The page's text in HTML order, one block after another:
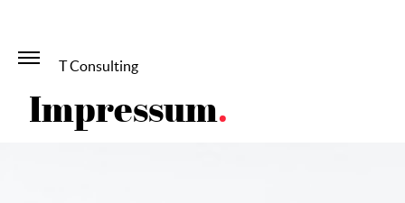
VELIT Consulting
Impressum